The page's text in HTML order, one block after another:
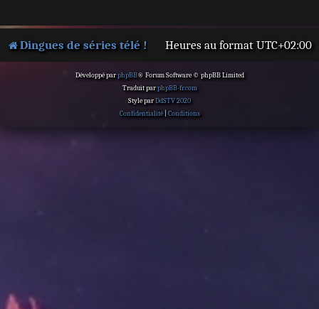
Dingues de séries télé ! Heures au format UTC+02:00
Développé parphpBB® Forum Software © phpBB Limited
Traduit parphpBB-fr.com
Style parDdSTV 2020
Confidentialité| Conditions